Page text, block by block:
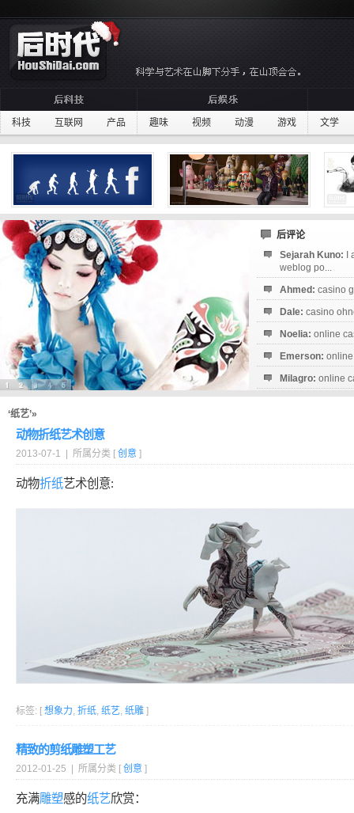
科技 互联网 产品 趣味 视频 动漫 游戏 文学
后评论
Sejarah Kuno:
weblog po...
Ahmed: casino
Dale: casino
Noelia: online
Emerson:
Milagro: online
‘纸艺’»
动物折纸艺术创意
2013-07-1 | 所属分类 [ 创意 ]
动物折纸艺术创意:
标签: [ 想象力, 折纸, 纸艺, 纸雕 ]
精致的剪纸雕塑工艺
2012-01-25 | 所属分类 [ 创意 ]
充满雕塑感的纸艺欣赏：